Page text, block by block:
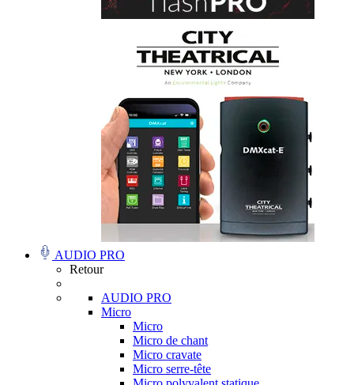
AUDIO PRO
Retour
AUDIO PRO
Micro
Micro
Micro de chant
Micro cravate
Micro serre-tête